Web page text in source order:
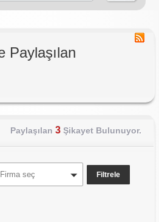
Paylaşılan
Paylaşılan 3Şikayet Bulunuyor.
Firma seç